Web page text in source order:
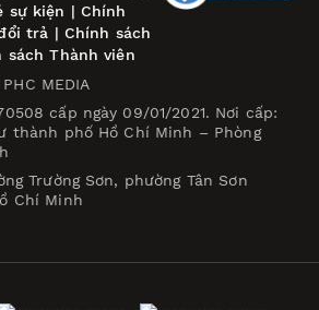
sự kiện | Chính
trả | Chính sách
sách Thành viên
PHC MEDIA
cấp ngày 09/01/2021. Nơi cấp:
thành phố Hồ Chí Minh – Phòng
Trường Sơn, phường Tân Sơn
Chí Minh